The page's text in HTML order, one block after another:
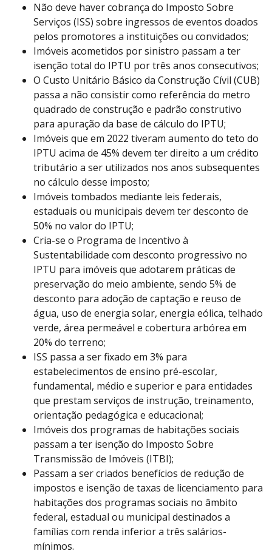
Não deve haver cobrança do Imposto Sobre
Serviços (ISS) sobre ingressos de eventos doados
pelos promotores a instituições ou convidados;
Imóveis acometidos por sinistro passam a ter
isenção total do IPTU por três anos consecutivos;
O Custo Unitário Básico da Construção Cívil (CUB)
passa a não consistir como referência do metro
quadrado de construção e padrão construtivo
para apuração da base de cálculo do IPTU;
Imóveis que em 2022 tiveram aumento do teto do
IPTU acima de 45% devem ter direito a um crédito
tributário a ser utilizados nos anos subsequentes
no cálculo desse imposto;
Imóveis tombados mediante leis federais,
estaduais ou municipais devem ter desconto de
50% no valor do IPTU;
Cria-se o Programa de Incentivo à
Sustentabilidade com desconto progressivo no
IPTU para imóveis que adotarem práticas de
preservação do meio ambiente, sendo 5% de
desconto para adoção de captação e reuso de
água, uso de energia solar, energia eólica, telhado
verde, área permeável e cobertura arbórea em
20% do terreno;
ISS passa a ser fixado em 3% para
estabelecimentos de ensino pré-escolar,
fundamental, médio e superior e para entidades
que prestam serviços de instrução, treinamento,
orientação pedagógica e educacional;
Imóveis dos programas de habitações sociais
passam a ter isenção do Imposto Sobre
Transmissão de Imóveis (ITBI);
Passam a ser criados benefícios de redução de
impostos e isenção de taxas de licenciamento para
habitações dos programas sociais no âmbito
federal, estadual ou municipal destinados a
famílias com renda inferior a três salários-
mínimos.